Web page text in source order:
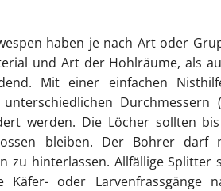
haben je nach Art oder
und Art der Hohlräume, als
Mit einer einfachen
werden. Die Löcher sollten
bleiben. Der Bohrer
zu hinterlassen. Allfällige Splitter
Käfer- oder Larvenfrassgänge